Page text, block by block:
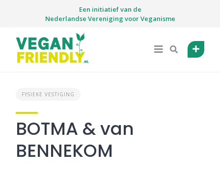
Een initiatief van de
Nederlandse Vereniging voor Veganisme
FYSIEKE VESTIGING
BOTMA & van
BENNEKOM